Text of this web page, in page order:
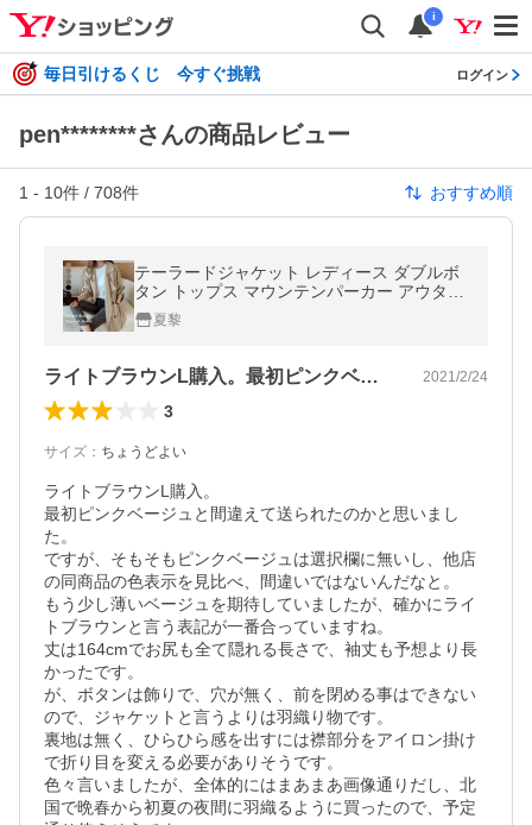
i
毎日引けるくじ 今すぐ挑戦 ログイン
pen********さんの商品レビュー
1 - 10件 / 708件 おすすめ順
テーラードジャケット レディース ダブルボ
タン トップス マウンテンパーカー アウター
春 トレンチ風 ポケット 春コーデ レディース
2023 即納
夏黎
ライトブラウンL購入。最初ピンクベージ… 2021/2/24
3
サイズ ： ちょうどよい
ライトブラウンL購入。
最初ピンクベージュと間違えて送られたのかと思いまし
た。
ですが、そもそもピンクベージュは選択欄に無いし、他店
の同商品の色表示を見比べ、間違いではないんだなと。
もう少し薄いベージュを期待していましたが、確かにライ
トブラウンと言う表記が一番合っていますね。
丈は164cmでお尻も全て隠れる長さで、袖丈も予想より長
かったです。
が、ボタンは飾りで、穴が無く、前を閉める事はできない
ので、ジャケットと言うよりは羽織り物です。
裏地は無く、ひらひら感を出すには襟部分をアイロン掛け
で折り目を変える必要がありそうです。
色々言いましたが、全体的にはまあまあ画像通りだし、北
国で晩春から初夏の夜間に羽織るように買ったので、予定